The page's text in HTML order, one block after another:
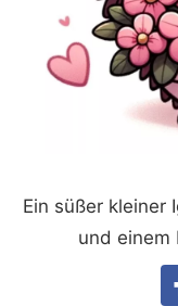
Ein süßer kleiner
und einem